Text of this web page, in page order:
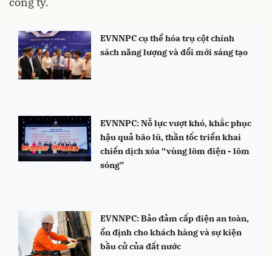
EVNNPC cụ thể hóa trụ cột chính
sách năng lượng và đổi mới sáng tạo
EVNNPC: Nỗ lực vượt khó, khắc phục
hậu quả bão lũ, thần tốc triển khai
chiến dịch xóa “vùng lõm điện - lõm
sóng”
EVNNPC: Bảo đảm cấp điện an toàn,
ổn định cho khách hàng và sự kiện
bầu cử của đất nước